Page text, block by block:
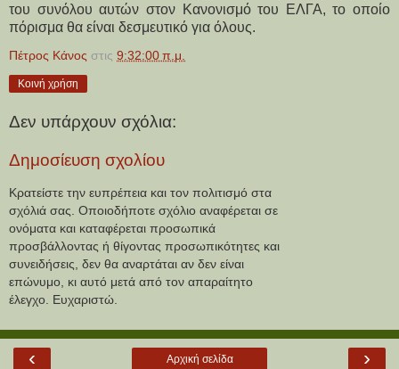
του συνόλου αυτών στον Κανονισμό του ΕΛΓΑ, το οποίο
πόρισμα θα είναι δεσμευτικό για όλους.
Πέτρος Κάνος στις 9:32:00 π.μ.
Κοινή χρήση
Δεν υπάρχουν σχόλια:
Δημοσίευση σχολίου
Κρατείστε την ευπρέπεια και τον πολιτισμό στα
σχόλιά σας. Οποιοδήποτε σχόλιο αναφέρεται σε
ονόματα και καταφέρεται προσωπικά
προσβάλλοντας ή θίγοντας προσωπικότητες και
συνειδήσεις, δεν θα αναρτάται αν δεν είναι
επώνυμο, κι αυτό μετά από τον απαραίτητο
έλεγχο. Ευχαριστώ.
‹ ›
Αρχική σελίδα